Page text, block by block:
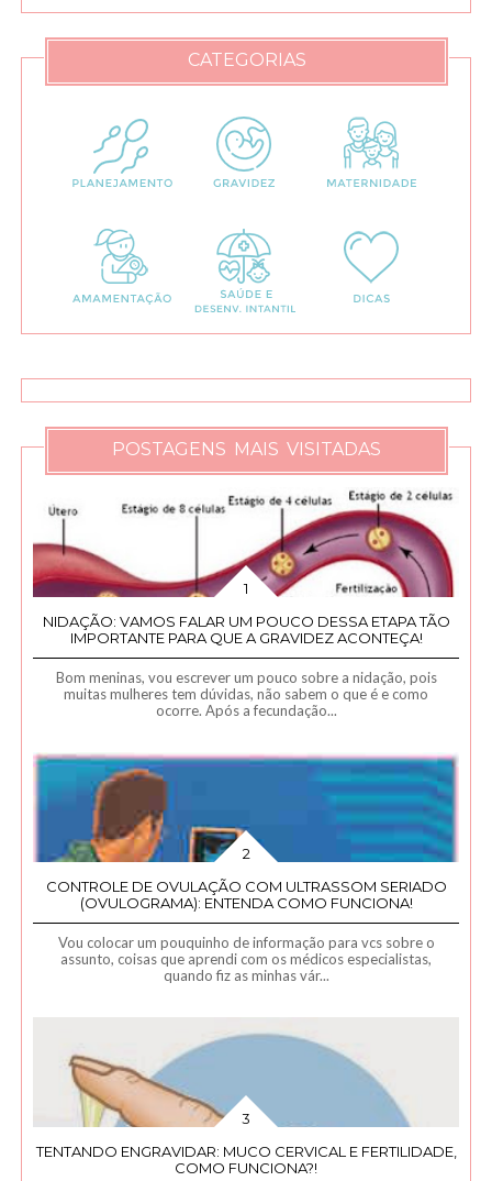
CATEGORIAS
POSTAGENS MAIS VISITADAS
NIDAÇÃO: VAMOS FALAR UM POUCO DESSA ETAPA TÃO
IMPORTANTE PARA QUE A GRAVIDEZ ACONTEÇA!
Bom meninas, vou escrever um pouco sobre a nidação, pois
muitas mulheres tem dúvidas, não sabem o que é e como
ocorre. Após a fecundação...
CONTROLE DE OVULAÇÃO COM ULTRASSOM SERIADO
(OVULOGRAMA): ENTENDA COMO FUNCIONA!
Vou colocar um pouquinho de informação para vcs sobre o
assunto, coisas que aprendi com os médicos especialistas,
quando fiz as minhas vár...
TENTANDO ENGRAVIDAR: MUCO CERVICAL E FERTILIDADE,
COMO FUNCIONA?!